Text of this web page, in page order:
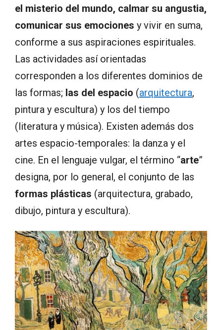
el misterio del mundo, calmar su angustia,
comunicar sus emociones y vivir en suma,
conforme a sus aspiraciones espirituales.
Las actividades así orientadas
corresponden a los diferentes dominios de
las formas; las del espacio (arquitectura,
pintura y escultura) y los del tiempo
(literatura y música). Existen además dos
artes espacio-temporales: la danza y el
cine. En el lenguaje vulgar, el término “arte”
designa, por lo general, el conjunto de las
formas plásticas (arquitectura, grabado,
dibujo, pintura y escultura).